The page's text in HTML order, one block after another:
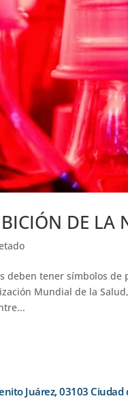
DE LA
deben tener símbolos de
Mundial de la
Juárez, 03103